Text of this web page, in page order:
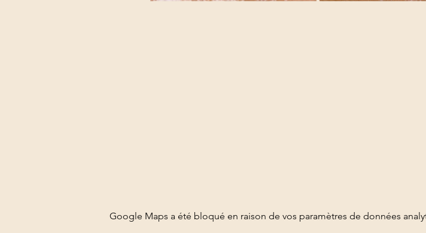
Google Maps a été bloqué en raison de vos paramètres de données